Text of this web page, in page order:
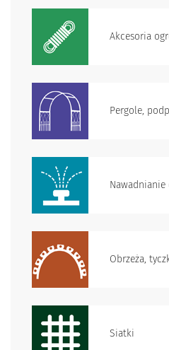
Akcesoria
Pergole,
Nawadnianie
Obrzeża,
Siatki